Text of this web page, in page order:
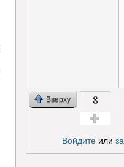
Вверху 8
Войдитеили